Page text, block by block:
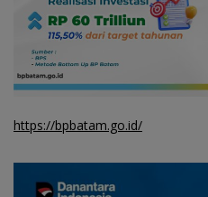
https://bpbatam.go.id/